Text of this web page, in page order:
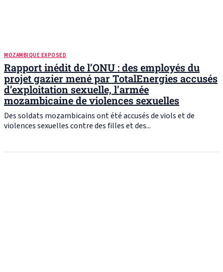
MOZAMBIQUE EXPOSED
Rapport inédit de l’ONU : des employés du
projet gazier mené par TotalEnergies accusés
d’exploitation sexuelle, l’armée
mozambicaine de violences sexuelles
Des soldats mozambicains ont été accusés de viols et de
violences sexuelles contre des filles et des...